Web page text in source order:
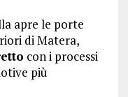
apre le porte
di Matera,
con i processi
più